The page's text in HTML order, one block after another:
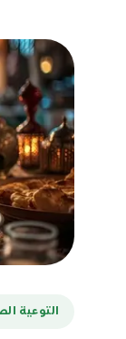
التوعية